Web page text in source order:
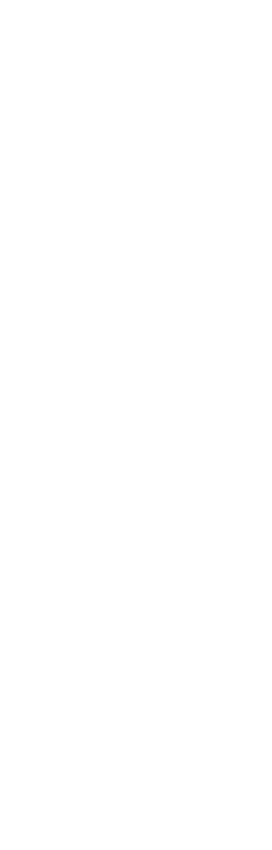
Por otro lado, el rector
intergeneracional y un
llevar más de seis
prácticamente único en
transversales que tiene
único e irrepetible, que
es también un acto,
nuestro patrimonio
asegurado el máximo
la Universidad debe ser
de la excelencia, “es
para la Universidad de
esperamos que lleve a la
Será un embajador
la música y del arte y,
Para concluir, Nicolás
ya tu universidad”. “Ha
sobran y el
que acreditado. Que no
Rafael Sánchez Martos,
Numerosos
Tras la lectura del
concesión del Doctorado